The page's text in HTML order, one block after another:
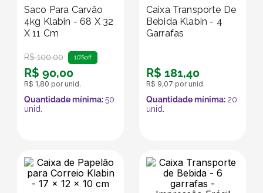
Saco Para Carvão
4kg Klabin - 68 X 32
X 11 Cm
R$ 100,00 10%off
R$ 90,00
R$ 1,80 por unid.
Quantidade mínima:50
unid.
Caixa Transporte De
Bebida Klabin - 4
Garrafas
R$ 181,40
R$ 9,07 por unid.
Quantidade mínima: 20
unid.